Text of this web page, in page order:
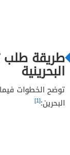
طريقة طلب
البحرينية
توضح الخطوات
البحرين:[1]